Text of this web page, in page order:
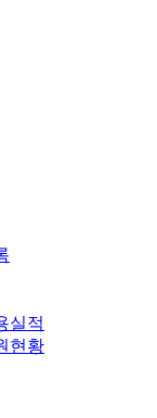
실적
현황